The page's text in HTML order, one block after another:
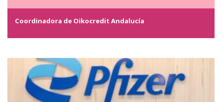
Coordinadora de Oikocredit Andalucía